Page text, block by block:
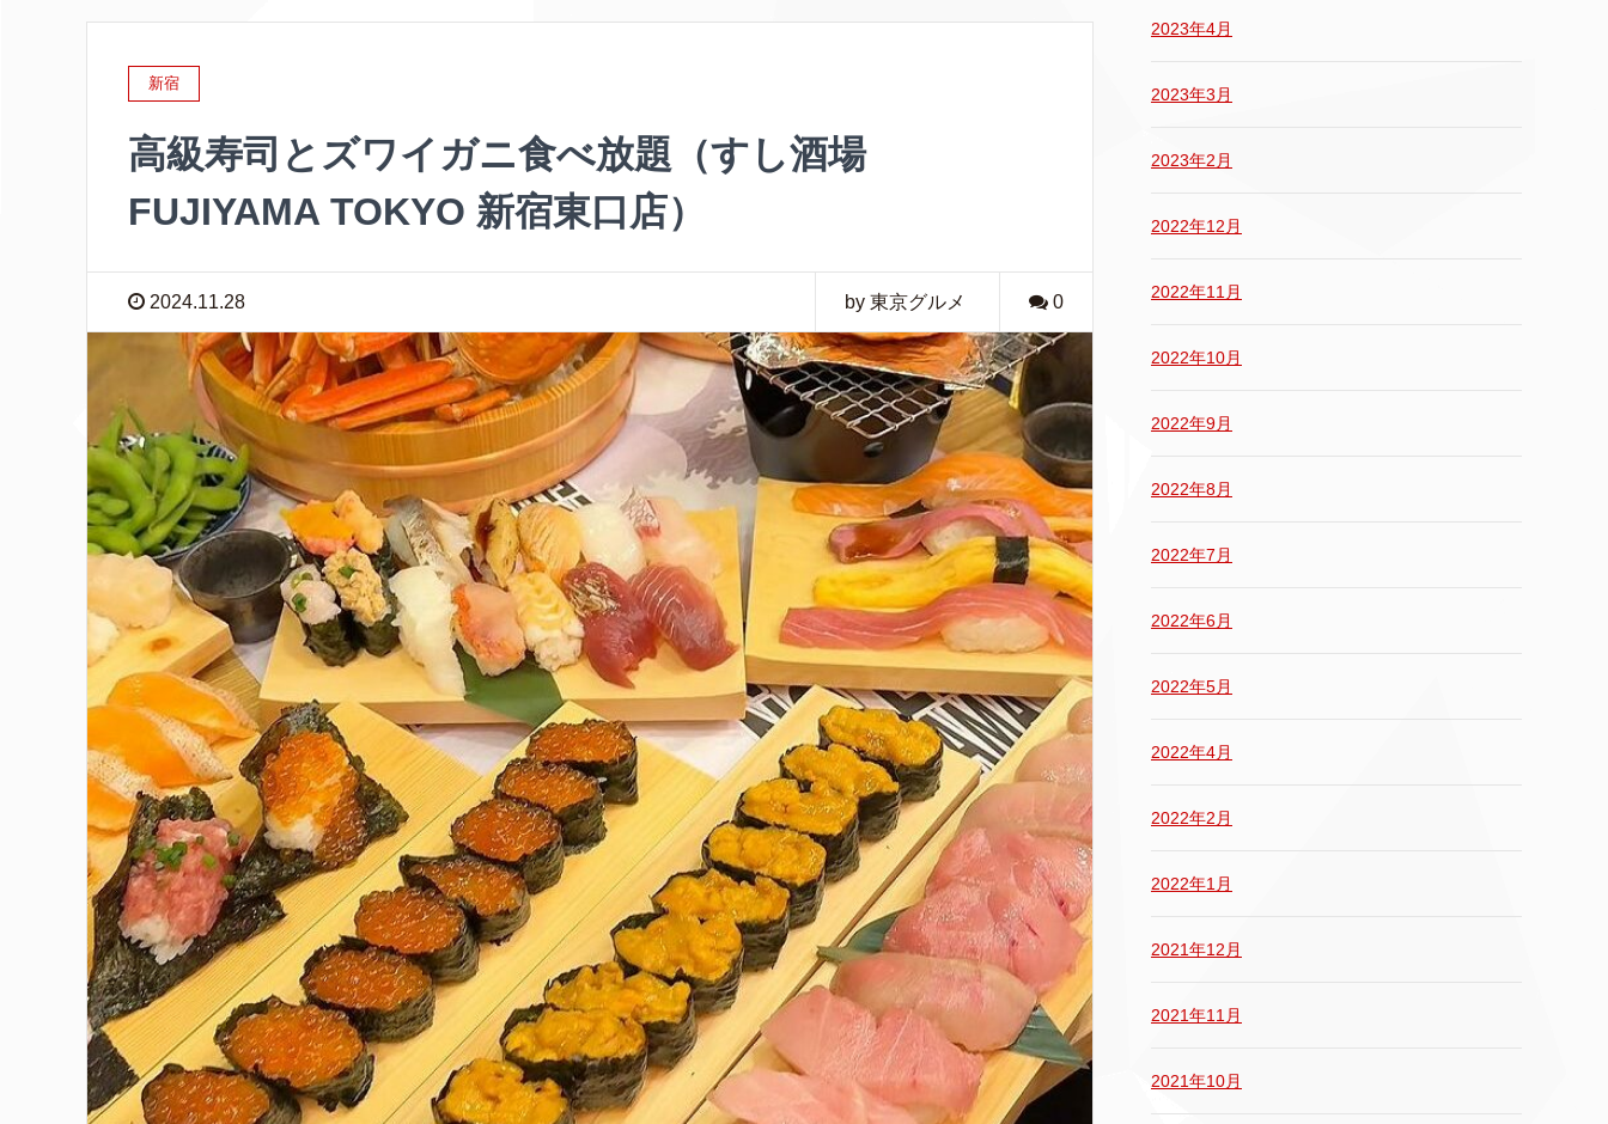
新宿
高級寿司とズワイガニ食べ放題（すし酒場
FUJIYAMA TOKYO 新宿東口店）
2024.11.28 by 東京グルメ 0
2023年4月
2023年3月
2023年2月
2022年12月
2022年11月
2022年10月
2022年9月
2022年8月
2022年7月
2022年6月
2022年5月
2022年4月
2022年2月
2022年1月
2021年12月
2021年11月
2021年10月